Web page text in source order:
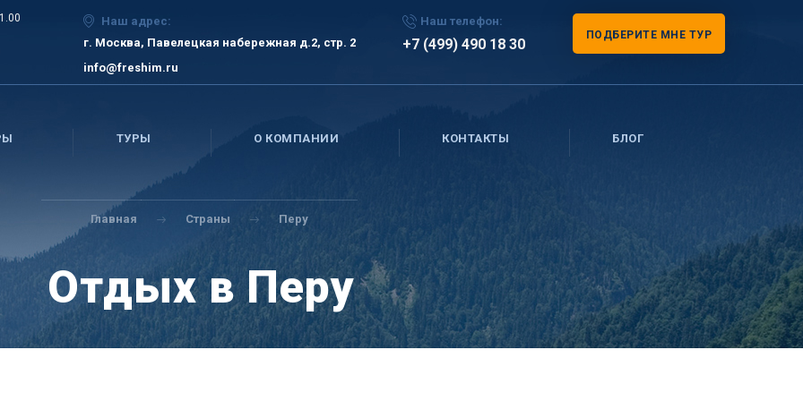
Наш адрес:
г. Москва, Павелецкая набережная д.2, стр. 2
info@freshim.ru
Наш телефон:
+7 (499) 490 18 30
ПОДБЕРИТЕ МНЕ ТУР
ТУРЫ О КОМПАНИИ КОНТАКТЫ БЛОГ
Главная Страны Перу
Отдых в Перу